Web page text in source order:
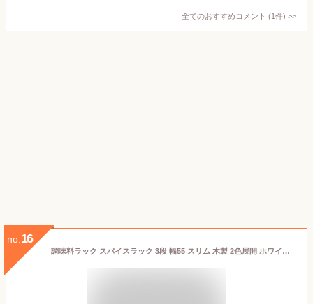
全てのおすすめコメント (1件) >
no. 16
調味料ラック スパイスラック 3段 幅55 スリム 木製 2色展開 ホワイト ブラック ミニラック キッチンラック 高さ75 高さ110 テンション つっぱり 組立簡単 スチールラック スリム シンク上 コンロ横 突っ張り 省スペース 調味料 CM55TP